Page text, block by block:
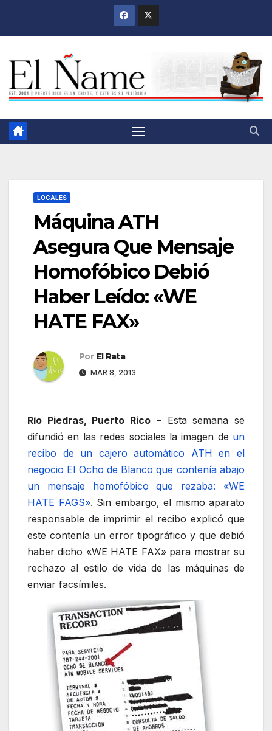
LOCALES
Máquina ATH
Asegura Que Mensaje
Homofóbico Debió
Haber Leído: «WE
HATE FAX»
Por El Rata
MAR 8, 2013
Río Piedras, Puerto Rico – Esta semana se
difundió en las redes sociales la imagen de un
recibo de un cajero automático ATH en el
negocio El Ocho de Blanco que contenía abajo
un mensaje homofóbico que rezaba: «WE
HATE FAGS». Sin embargo, el mismo aparato
responsable de imprimir el recibo explicó que
este contenía un error tipográfico y que debió
haber dicho «WE HATE FAX» para mostrar su
rechazo al estilo de vida de las máquinas de
enviar facsímiles.